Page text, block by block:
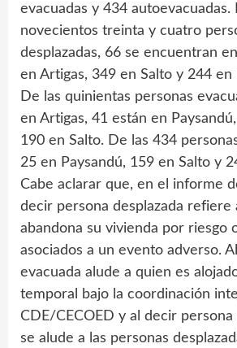
evacuadas y 434 autoevacuadas.
novecientos treinta y cuatro
desplazadas, 66 se encuentran
en Artigas, 349 en Salto y 244 en
De las quinientas personas
en Artigas, 41 están en
190 en Salto. De las 434
25 en Paysandú, 159 en Salto y
Cabe aclarar que, en el informe
decir persona desplazada refiere
abandona su vivienda por riesgo
asociados a un evento adverso.
evacuada alude a quien es
temporal bajo la coordinación
CDE/CECOED y al decir persona
se alude a las personas